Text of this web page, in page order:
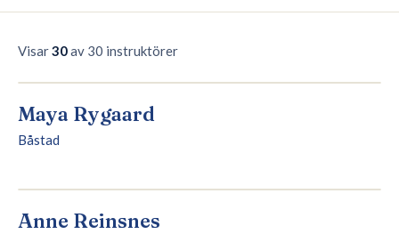
Visar30av 30 instruktörer
Maya Rygaard
Båstad
Anne Reinsnes